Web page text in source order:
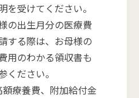
を受けてください。
の出生月分の医療費
する際は、お母様の
用のわかる領収書も
ください。
額療養費、附加給付金